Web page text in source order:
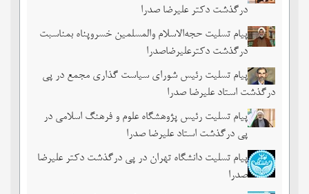
درگذشت دکتر علیرضا صدرا
پیام تسلیت حجه‌الاسلام والمسلمین خسروپناه بمناسبت
درگذشت دکترعلیرضاصدرا
پیام تسلیت رئیس شورای سیاست گذاری مجمع در پی
درگذشت استاد علیرضا صدرا
پیام تسلیت رئیس پژوهشگاه علوم و فرهنگ اسلامی در
پی درگذشت استاد علیرضا صدرا
پیام تسلیت دانشگاه تهران در پی درگذشت دکتر علیرضا
صدرا